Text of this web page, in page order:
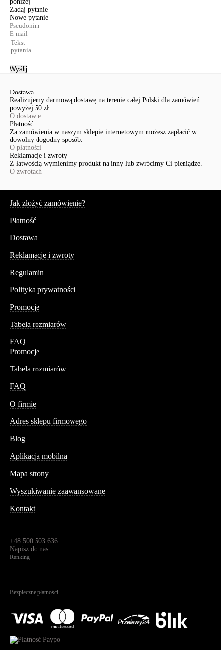
poniżej
Zadaj pytanie
Nowe pytanie
Wyślij
Dostawa
Realizujemy darmową dostawę na terenie całej Polski dla zamówień
powyżej 50 zł.
O dostawie
Płatność
Za zamówienia w naszym sklepie internetowym możesz zapłacić w
dowolny dogodny sposób.
O płatności
Reklamacje i zwroty
Z łatwością wymienimy produkt na inny lub zwrócimy Ci pieniądze.
O zwrotach
Jak złożyć zamówienie?
Płatność
Dostawa
Reklamacje i zwroty
Regulamin
Polityka prywatności
Promocje
Tabela rozmiarów
FAQ
Promocje
Tabela rozmiarów
FAQ
O firmie
Adres sklepu firmowego
Blog
Aplikacja mobilna
Mapa strony
Wyszukiwanie zaawansowane
Kontakt
+48 500 503 636
Napisz do nas
Ranking
Bezpieczne płatności